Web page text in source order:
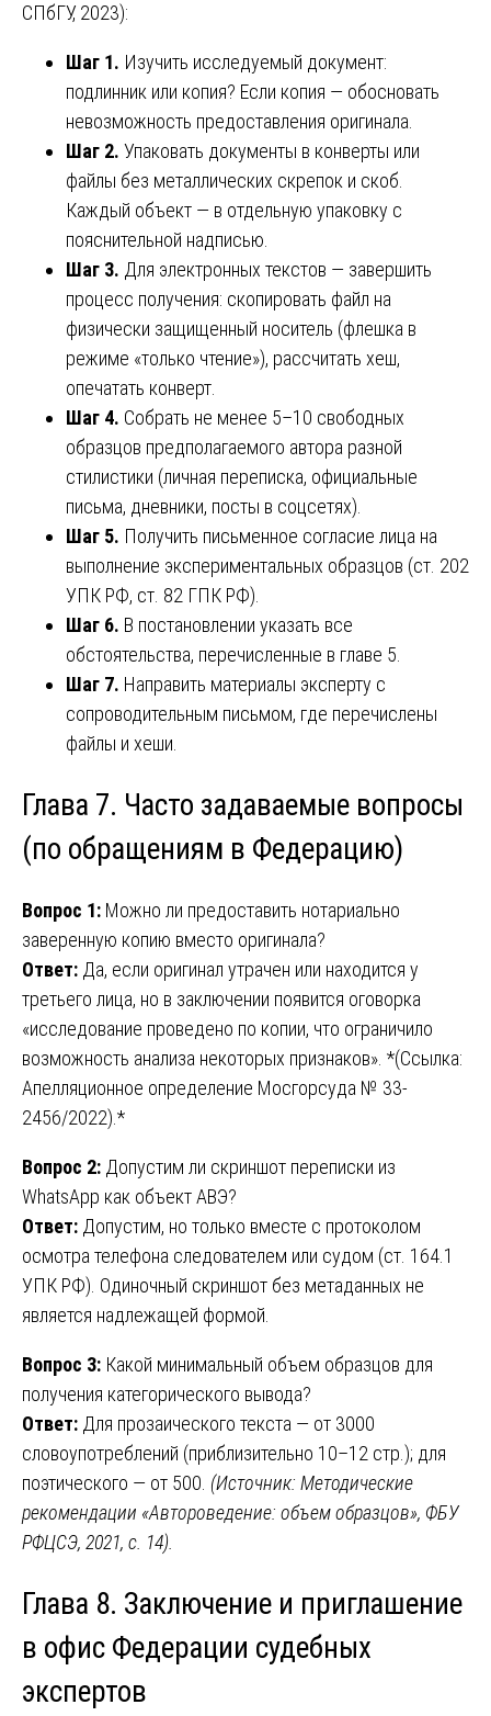
СПбГУ, 2023):
Шаг 1. Изучить исследуемый документ:
подлинник или копия? Если копия — обосновать
невозможность предоставления оригинала.
Шаг 2. Упаковать документы в конверты или
файлы без металлических скрепок и скоб.
Каждый объект — в отдельную упаковку с
пояснительной надписью.
Шаг 3. Для электронных текстов — завершить
процесс получения: скопировать файл на
физически защищенный носитель (флешка в
режиме «только чтение»), рассчитать хеш,
опечатать конверт.
Шаг 4. Собрать не менее 5–10 свободных
образцов предполагаемого автора разной
стилистики (личная переписка, официальные
письма, дневники, посты в соцсетях).
Шаг 5. Получить письменное согласие лица на
выполнение экспериментальных образцов (ст. 202
УПК РФ, ст. 82 ГПК РФ).
Шаг 6. В постановлении указать все
обстоятельства, перечисленные в главе 5.
Шаг 7. Направить материалы эксперту с
сопроводительным письмом, где перечислены
файлы и хеши.
Глава 7. Часто задаваемые вопросы
(по обращениям в Федерацию)
Вопрос 1: Можно ли предоставить нотариально
заверенную копию вместо оригинала?
Ответ: Да, если оригинал утрачен или находится у
третьего лица, но в заключении появится оговорка
«исследование проведено по копии, что ограничило
возможность анализа некоторых признаков». *(Ссылка:
Апелляционное определение Мосгорсуда № 33-
2456/2022).*
Вопрос 2: Допустим ли скриншот переписки из
WhatsApp как объект АВЭ?
Ответ: Допустим, но только вместе с протоколом
осмотра телефона следователем или судом (ст. 164.1
УПК РФ). Одиночный скриншот без метаданных не
является надлежащей формой.
Вопрос 3: Какой минимальный объем образцов для
получения категорического вывода?
Ответ: Для прозаического текста — от 3000
словоупотреблений (приблизительно 10–12 стр.); для
поэтического — от 500. (Источник: Методические
рекомендации «Автороведение: объем образцов», ФБУ
РФЦСЭ, 2021, с. 14).
Глава 8. Заключение и приглашение
в офис Федерации судебных
экспертов